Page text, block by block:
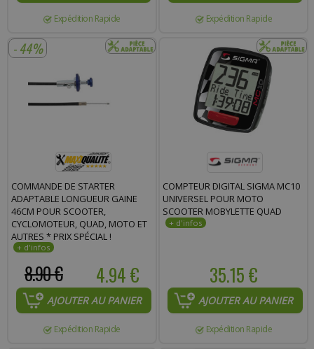
Expédition Rapide Expédition Rapide
- 44%
COMMANDE DE STARTER
ADAPTABLE LONGUEUR GAINE
46CM POUR SCOOTER,
CYCLOMOTEUR, QUAD, MOTO ET
AUTRES * PRIX SPÉCIAL !
4.94 €
8.90 €
AJOUTER AU PANIER
Expédition Rapide
COMPTEUR DIGITAL SIGMA MC10
UNIVERSEL POUR MOTO
SCOOTER MOBYLETTE QUAD
35.15 €
AJOUTER AU PANIER
Expédition Rapide